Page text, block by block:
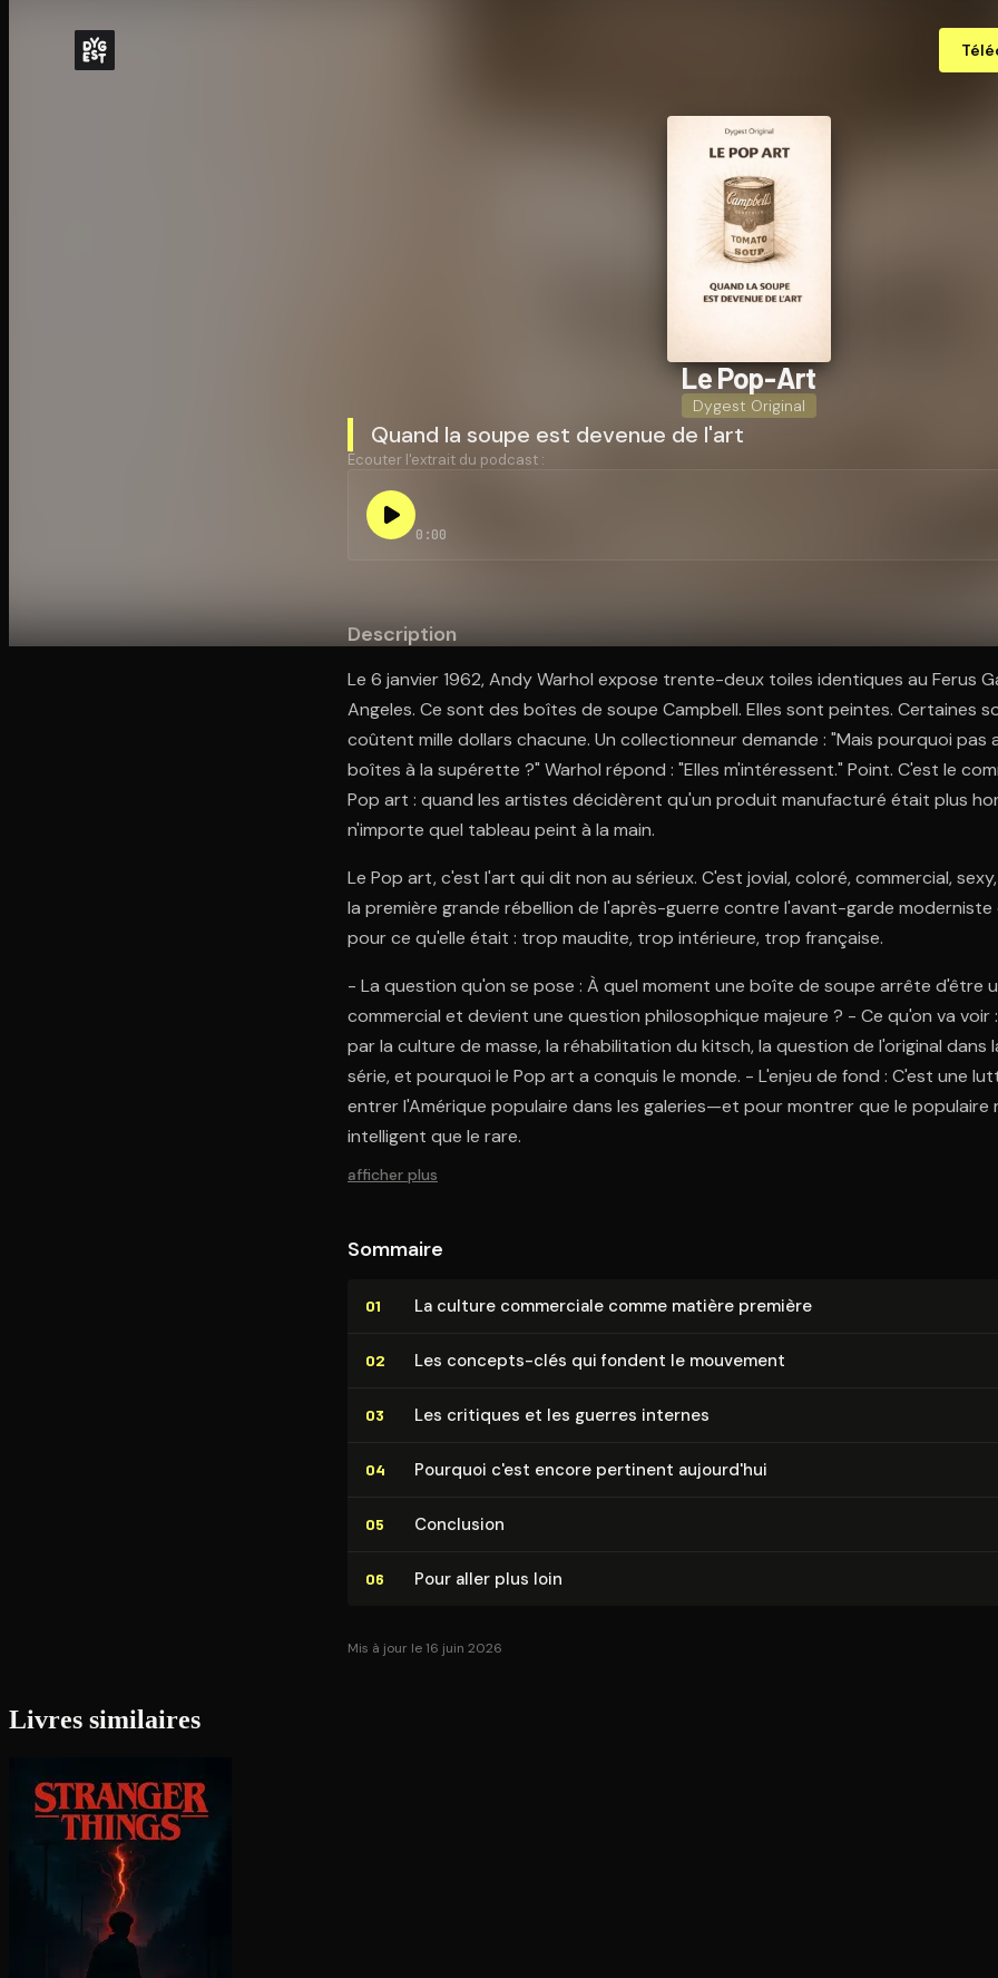
Le Pop-Art
Dygest Original
Quand la soupe est devenue de l'art
Écouter l'extrait du podcast :
0:00
Description
Le 6 janvier 1962, Andy Warhol expose trente-deux toiles identiques au Ferus
Angeles. Ce sont des boîtes de soupe Campbell. Elles sont peintes. Certaines
coûtent mille dollars chacune. Un collectionneur demande : "Mais pourquoi pas
boîtes à la supérette ?" Warhol répond : "Elles m'intéressent." Point. C'est le
Pop art : quand les artistes décidèrent qu'un produit manufacturé était plus
n'importe quel tableau peint à la main.
Le Pop art, c'est l'art qui dit non au sérieux. C'est jovial, coloré, commercial,
la première grande rébellion de l'après-guerre contre l'avant-garde moderniste
pour ce qu'elle était : trop maudite, trop intérieure, trop française.
- La question qu'on se pose : À quel moment une boîte de soupe arrête d'être
commercial et devient une question philosophique majeure ? - Ce qu'on va voir
par la culture de masse, la réhabilitation du kitsch, la question de l'original dans
série, et pourquoi le Pop art a conquis le monde. - L'enjeu de fond : C'est une
entrer l'Amérique populaire dans les galeries—et pour montrer que le populaire
intelligent que le rare.
afficher plus
Sommaire
01 La culture commerciale comme matière première
02 Les concepts-clés qui fondent le mouvement
03 Les critiques et les guerres internes
04 Pourquoi c'est encore pertinent aujourd'hui
05 Conclusion
06 Pour aller plus loin
Mis à jour le 16 juin 2026
Livres similaires